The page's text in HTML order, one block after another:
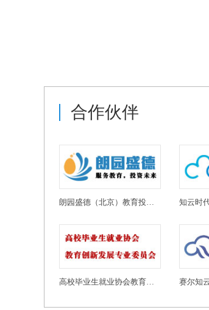
合作伙伴
朗园盛德（北京）教育投资有限公司